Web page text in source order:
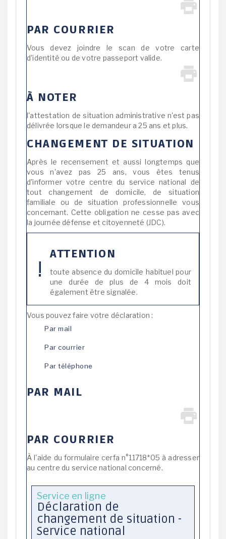
PAR COURRIER
Vous devez joindre le scan de votre carte
d'identité ou de votre passeport valide.
À NOTER
l'attestation de situation administrative n'est pas
délivrée lorsque le demandeur a 25 ans et plus.
CHANGEMENT DE SITUATION
Après le recensement et aussi longtemps que
vous n'avez pas 25 ans, vous êtes tenus
d'informer votre centre du service national de
tout changement de domicile, de situation
familiale ou de situation professionnelle vous
concernant. Cette obligation ne cesse pas avec
la journée défense et citoyenneté (JDC).
ATTENTION
toute absence du domicile habituel pour
une durée de plus de 4 mois doit
également être signalée.
Vous pouvez faire votre déclaration :
Par mail
Par courrier
Par téléphone
PAR MAIL
PAR COURRIER
À l'aide du formulaire cerfa n°11718*05 à adresser
au centre du service national concerné.
Service en ligne
Déclaration de
changement de situation -
Service national